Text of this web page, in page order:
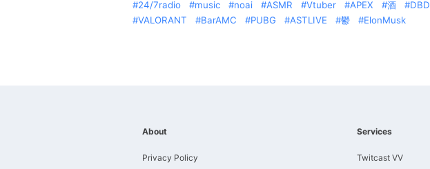
24/7radio music noai ASMR Vtuber APEX 酒 DBD
VALORANT
BarAMC PUBG ASTLIVE 鬱 ElonMusk
About
Privacy Policy
Services
Twitcast VV